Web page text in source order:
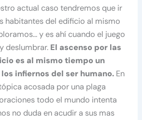
actual caso tendremos que ir
habitantes del edificio al mismo
y es ahí cuando el juego
deslumbrar. El ascenso por las
es al mismo tiempo un
infiernos del ser humano. En
acosada por una plaga
todo el mundo intenta
no duda en acudir a sus mas